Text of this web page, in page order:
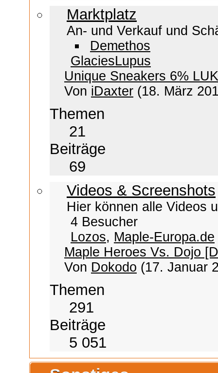
Marktplatz
An- und Verkauf und
Demethos
GlaciesLupus
Unique Sneakers 6%
Von iDaxter (18. März
Themen
21
Beiträge
69
Videos & Screenshots
Hier können alle Videos
4 Besucher
Lozos, Maple-Europa.de
Maple Heroes Vs. Dojo
Von Dokodo (17. Januar
Themen
291
Beiträge
5 051